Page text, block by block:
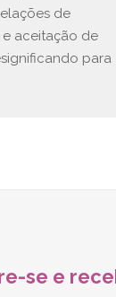
de
aceitação de
para
se e